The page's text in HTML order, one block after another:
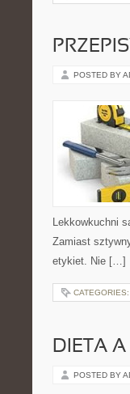
POSTED BY
Lekkowkuchni
Zamiast
etykiet. Nie […]
CATEGORIES:
DIETA
POSTED BY